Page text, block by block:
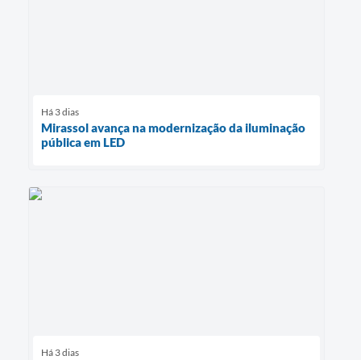
Há 3 dias
Mirassol avança na modernização da iluminação
pública em LED
Há 3 dias